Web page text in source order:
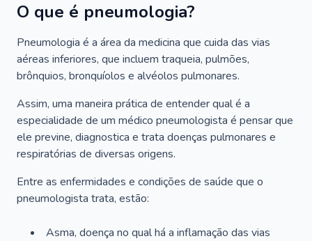
O que é pneumologia?
Pneumologia é a área da medicina que cuida das vias
aéreas inferiores, que incluem traqueia, pulmões,
brônquios, bronquíolos e alvéolos pulmonares.
Assim, uma maneira prática de entender qual é a
especialidade de um médico pneumologista é pensar que
ele previne, diagnostica e trata doenças pulmonares e
respiratórias de diversas origens.
Entre as enfermidades e condições de saúde que o
pneumologista trata, estão:
Asma, doença no qual há a inflamação das vias